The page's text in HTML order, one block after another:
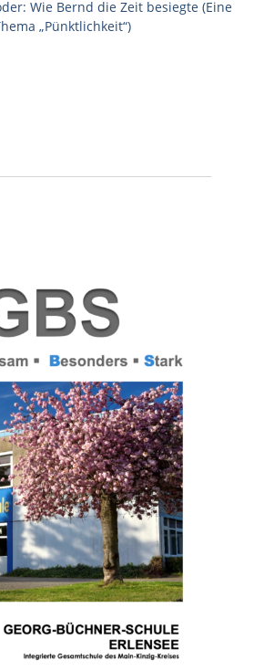
Wie Bernd die Zeit besiegte (Eine
„Pünktlichkeit“)